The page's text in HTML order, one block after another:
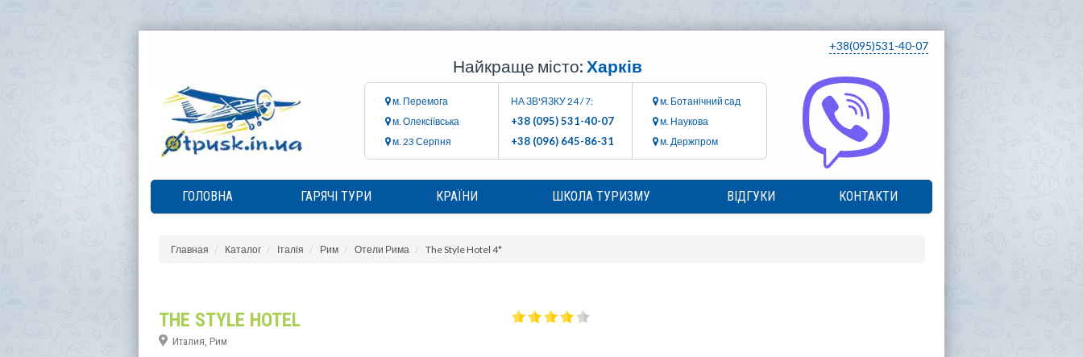
+38(095)531-40-07
Найкраще місто: Харків
м. Перемога
м. Олексіївська
м. 23 Серпня
НА ЗВ'ЯЗКУ 24 / 7:
+38 (095) 531-40-07
+38 (096) 645-86-31
м. Ботанічний сад
м. Наукова
м. Держпром
ГОЛОВНА ГАРЯЧІ ТУРИ КРАЇНИ ШКОЛА ТУРИЗМУ ВІДГУКИ КОНТАКТИ
Главная Каталог Італія Рим Отели Рима The Style Hotel 4*
THE STYLE HOTEL
Италия, Рим